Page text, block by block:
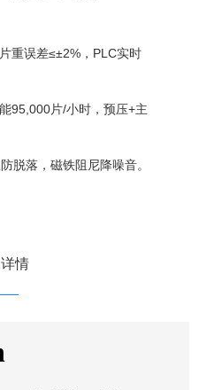
重误差≤±2%，PLC实时
95,000片/小时，预压+主
脱落，磁铁阻尼降噪音。
情